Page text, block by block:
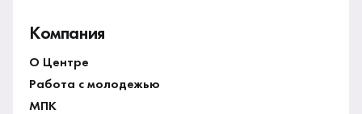
Компания
О Центре
Работа с молодежью
МПК